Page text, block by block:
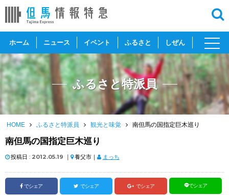
ホーム ニュース イベント ふるさと しぜん
toggle
ふるさと特派員
HOME ふるさと特派員 観光と味覚 南但馬の国指定巨木巡り
南但馬の国指定巨木巡り
投稿日 : 2012.05.19 ｜ 養父市｜ まっち
でシェア でシェア でシェア でシェア